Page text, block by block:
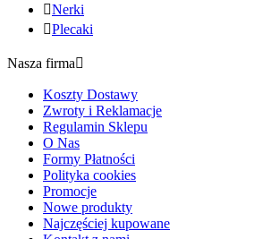
Nerki
Plecaki
Nasza firma
Koszty Dostawy
Zwroty i Reklamacje
Regulamin Sklepu
O Nas
Formy Płatności
Polityka cookies
Promocje
Nowe produkty
Najczęściej kupowane